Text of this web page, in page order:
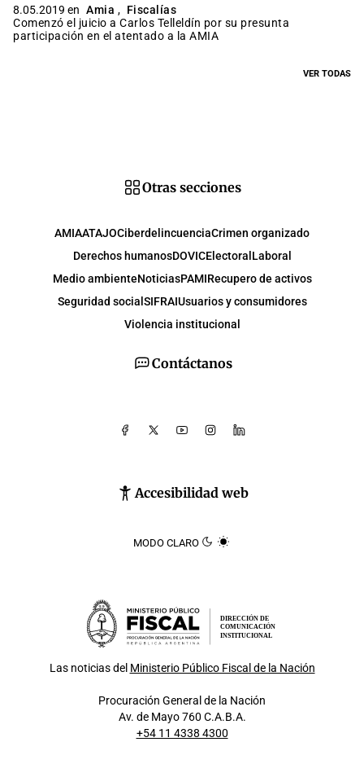
8.05.2019 en Amia , Fiscalías
Comenzó el juicio a Carlos Telleldín por su presunta
participación en el atentado a la AMIA
VER TODAS
Contáctanos
Accesibilidad web
MODO CLARO
Otras secciones
AMIAATAJOCiberdelincuenciaCrimen organizado
Derechos humanosDOVICElectoral Laboral
Medio ambienteNoticiasPAMIRecupero de activos
Seguridad social SIFRAIUsuarios y consumidores
Violencia institucional
DIRECCIÓN DE
COMUNICACIÓN
INSTITUCIONAL
Las noticias del Ministerio Público Fiscal de la Nación
Procuración General de la Nación
Av. de Mayo 760 C.A.B.A.
+54 11 4338 4300